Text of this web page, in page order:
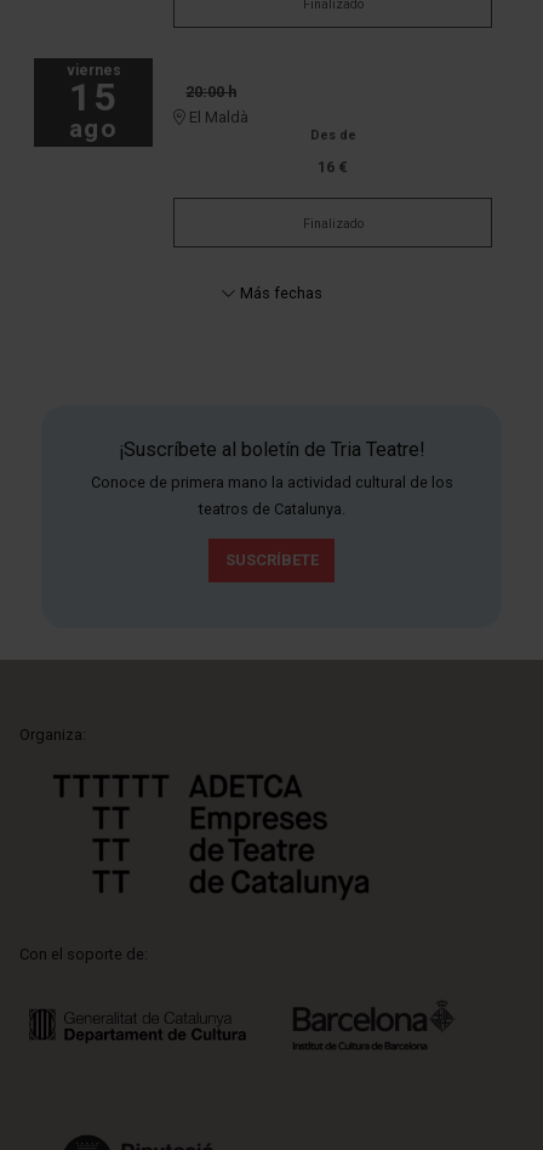
Finalizado
viernes
15
ago
20:00 h
El Maldà
Des de
16 €
Finalizado
Más fechas
¡Suscríbete al boletín de Tria Teatre!
Conoce de primera mano la actividad cultural de los
teatros de Catalunya.
SUSCRÍBETE
Organiza:
Con el soporte de: